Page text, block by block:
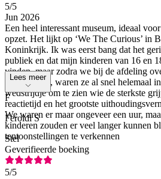
5/5
Jun 2026
Een heel interessant museum, ideaal
opzet. Het lijkt op ‘We The Curious’ in
Koninkrijk. Ik was eerst bang dat het
publiek en dat mijn kinderen van 16 en
vinden, maar zodra we bij de afdeling
aankwamen, waren ze al snel helemaal
wedstrijdje om te zien wie de sterkste
reactietijd en het grootste
We waren er maar ongeveer een uur,
kinderen zouden er veel langer kunnen
tentoonstellingen te verkennen
Lees meer
F
Feroldi S
Stel
Geverifieerde boeking
5/5